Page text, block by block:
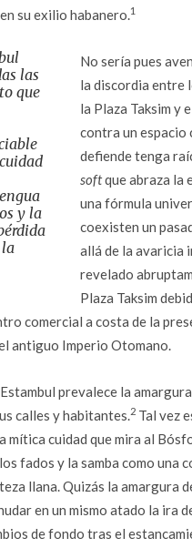
su exilio habanero.1
las
que
y la
No sería pues
la discordia entre
la Plaza Taksim y
contra un espacio
defiende tenga
softque abraza la
una fórmula
coexisten un
allá de la avaricia
revelado
Plaza Taksim
comercial a costa de la
antiguo Imperio Otomano.
prevalece la
calles y habitantes.2 Tal vez
mítica cuidad que mira al
fados y la samba como una
llana. Quizás la amargura
en un mismo atado la ira
de fondo tras el